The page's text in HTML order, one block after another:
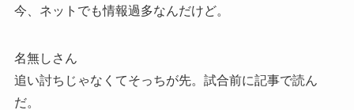
今、ネットでも情報過多なんだけど。
名無しさん
追い討ちじゃなくてそっちが先。試合前に記事で読ん
だ。